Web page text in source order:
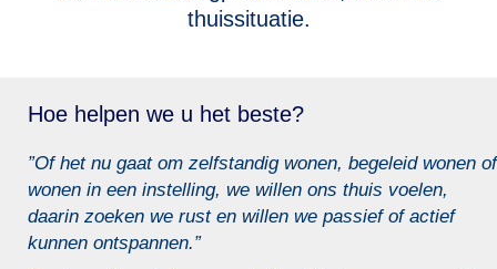
thuissituatie.
Hoe helpen we u het beste?
”Of het nu gaat om zelfstandig wonen, begeleid wonen of
wonen in een instelling, we willen ons thuis voelen,
daarin zoeken we rust en willen we passief of actief
kunnen ontspannen.”